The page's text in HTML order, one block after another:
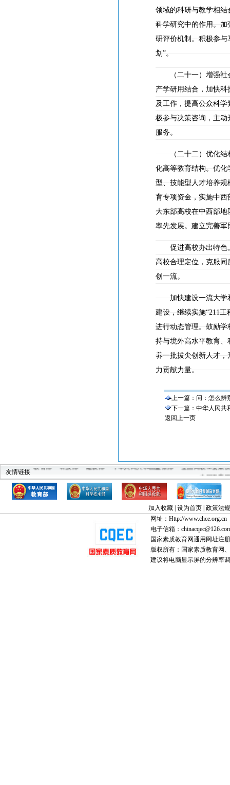
领域的科研与教学相
科学研究中的作用。
研评价机制。积极参
划”。
（二十一）增强社会
产学研用结合，加快
及工作，提高公众科
极参与决策咨询，主
服务。
（二十二）优化结构
化高等教育结构。优
型、技能型人才培养
育专项资金，实施中
大东部高校在中西部
率先发展。建立完善
促进高校办出特色。
高校合理定位，克服
创一流。
加快建设一流大学和
建设，继续实施“211
进行动态管理。鼓励
持与境外高水平教育
养一批拔尖创新人才
力贡献力量。
上一篇： 问：怎么辨
下一篇： 中华人民共
返回上一页
友情链接
教育部 科技部 建设部 中华人民共和国监察部
全国高教工委素
中国教育
加入收藏| 设为首页| 政策法规
网址：Http://www.chce.org.cn
电子信箱：
国家素质教育网通用网址注
版权所有：国家素质教育网
建议将电脑显示屏的分辨率